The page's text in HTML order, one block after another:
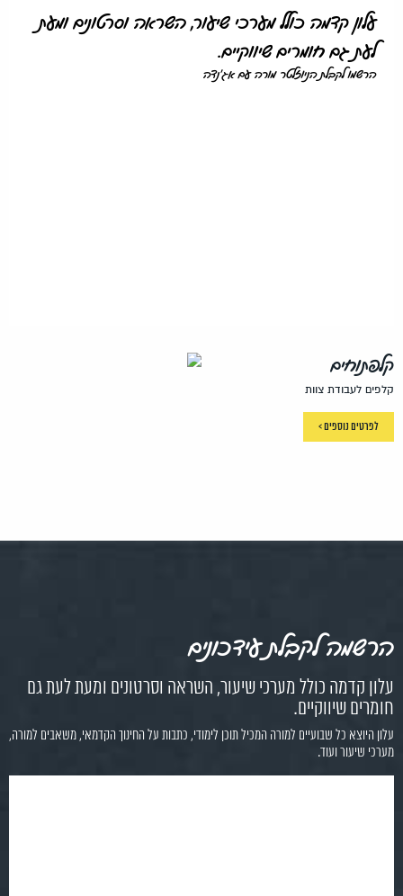
עלון קדמה כולל מערכי שיעור, השראה וסרטונים ומעת
לעת גם חומרים שיווקיים.
הרשמו לקבלת הניוזלטר מורה עם אג'נדה
קלפתוחים
קלפים לעבודת צוות
לפרטים נוספים >
הרשמה לקבלת עידכונים
עלון קדמה כולל מערכי שיעור, השראה וסרטונים ומעת לעת גם
חומרים שיווקיים.
עלון היוצא כל שבועיים למורה המכיל תוכן לימודי, כתבות על החינוך הקדמאי, משאבים למורה,
מערכי שיעור ועוד.